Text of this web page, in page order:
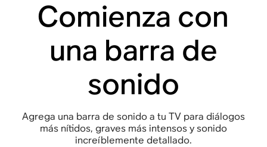
Comienza con
una barra de
sonido
Agrega una barra de sonido a tu TV para diálogos
más nítidos, graves más intensos y sonido
increíblemente detallado.